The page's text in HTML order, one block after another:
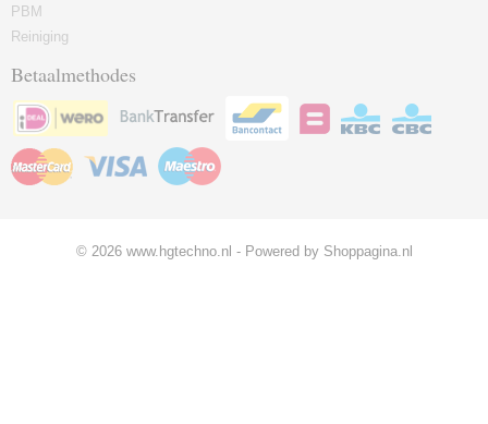
PBM
Reiniging
Betaalmethodes
© 2026 www.hgtechno.nl - Powered by Shoppagina.nl